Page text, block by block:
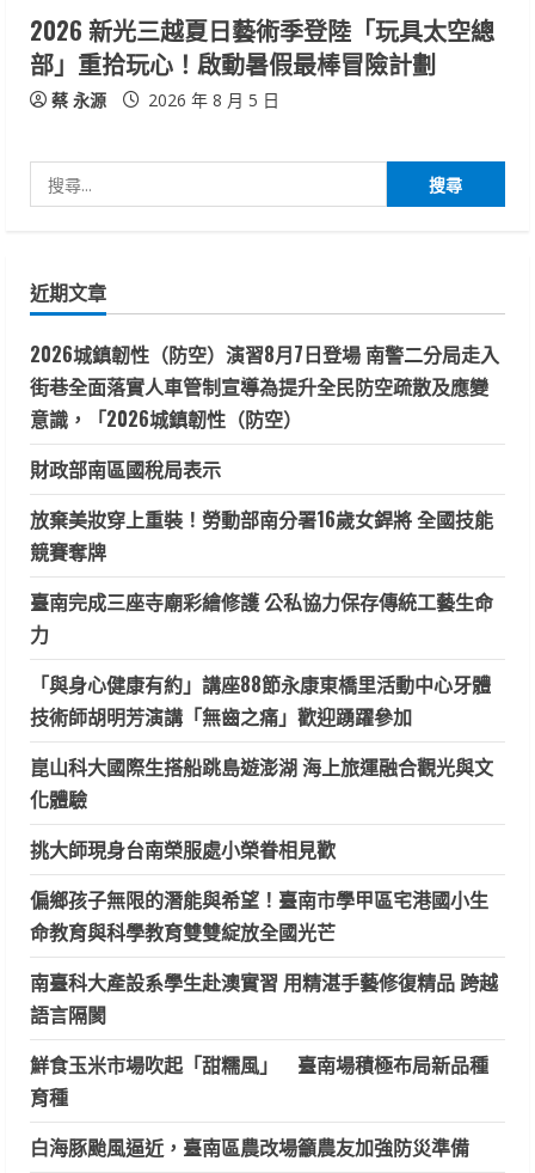
2026 新光三越夏日藝術季登陸「玩具太空總
部」重拾玩心！啟動暑假最棒冒險計劃
蔡 永源 2026 年 8 月 5 日
尋
字:
近期文章
2026城鎮韌性（防空）演習8月7日登場 南警二分局走入
街巷全面落實人車管制宣導為提升全民防空疏散及應變
意識，「2026城鎮韌性（防空）
財政部南區國稅局表示
放棄美妝穿上重裝！勞動部南分署16歲女銲將 全國技能
競賽奪牌
臺南完成三座寺廟彩繪修護 公私協力保存傳統工藝生命
力
「與身心健康有約」講座88節永康東橋里活動中心牙體
技術師胡明芳演講「無齒之痛」歡迎踴躍參加
崑山科大國際生搭船跳島遊澎湖 海上旅運融合觀光與文
化體驗
挑大師現身台南榮服處小榮眷相見歡
偏鄉孩子無限的潛能與希望！臺南市學甲區宅港國小生
命教育與科學教育雙雙綻放全國光芒
南臺科大產設系學生赴澳實習 用精湛手藝修復精品 跨越
語言隔閡
鮮食玉米市場吹起「甜糯風」 臺南場積極布局新品種
育種
白海豚颱風逼近，臺南區農改場籲農友加強防災準備